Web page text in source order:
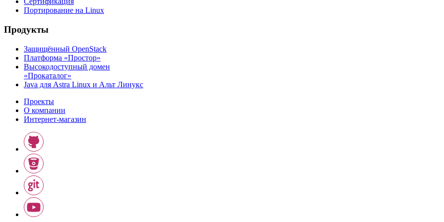
Портирование на Linux
Продукты
Защищённый OpenStack
Платформа «Простор»
Высокодоступный домен
«Прокаталог»
Java для Astra Linux и Альт Линукс
Проекты
О компании
Интернет-магазин